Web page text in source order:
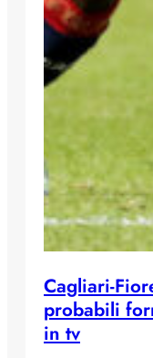
Cagliari-
probabili
in tv